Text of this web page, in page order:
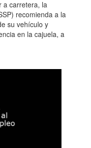
carretera, la
recomienda a la
su vehículo y
en la cajuela, a